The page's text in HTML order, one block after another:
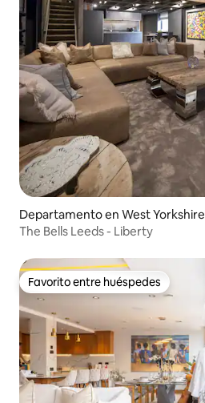
Departamento en West Yorkshire
The Bells Leeds - Liberty
Favorito entre huéspedes
Favorito entre huéspedes